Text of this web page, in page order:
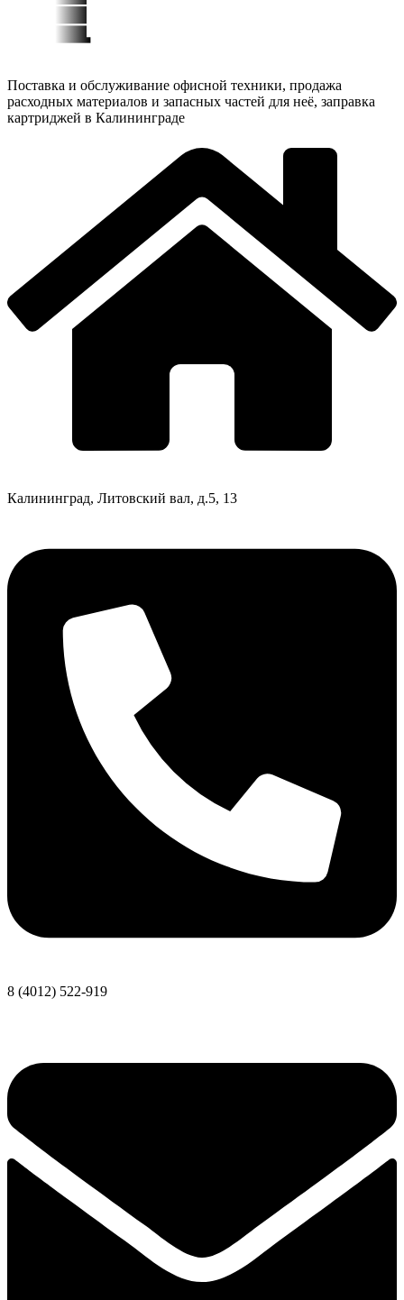
Поставка и обслуживание офисной техники, продажа
расходных материалов и запасных частей для неё, заправка
картриджей в Калининграде
Калининград, Литовский вал, д.5, 13
8 (4012) 522-919